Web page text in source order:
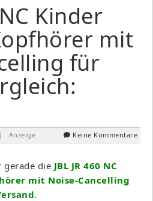
Kinder
mit
für
| Anzeige Keine Kommentare
gerade die JBL JR 460 NC
mit Noise-Cancelling
.